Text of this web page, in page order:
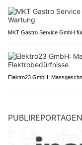
MKT Gastro Service GmbH
Elektro23 GmbH:
PUBLIREPORTAGEN